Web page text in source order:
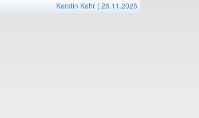
Kerstin Kehr | 28.11.2025